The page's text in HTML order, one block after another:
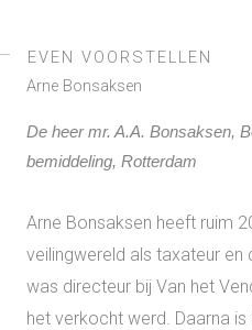
EVEN VOORSTELLEN
Arne Bonsaksen
De heer mr. A.A. Bonsaksen,
bemiddeling, Rotterdam
Arne Bonsaksen heeft ruim
veilingwereld als taxateur en
was directeur bij Van het
het verkocht werd. Daarna is